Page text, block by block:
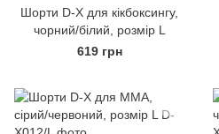
Шорти D-X для кікбоксингу,
чорний/білий, розмір L
619 грн